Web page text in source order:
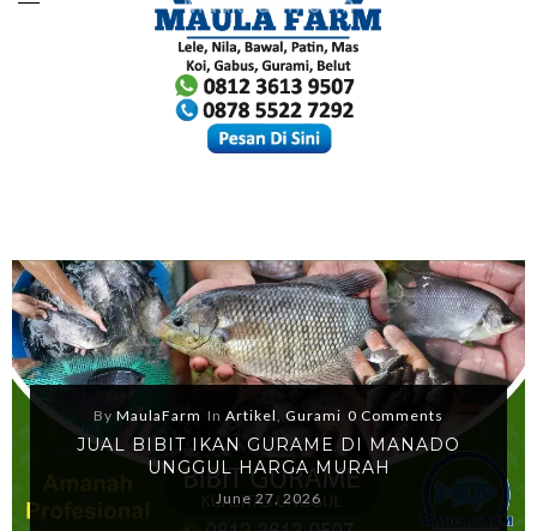
By MaulaFarm In Artikel, Gurami 0 Comments
JUAL BIBIT IKAN GURAME DI MANADO
UNGGUL HARGA MURAH
June 27, 2026